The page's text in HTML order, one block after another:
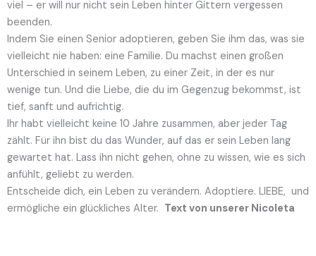
viel – er will nur nicht sein Leben hinter Gittern vergessen
beenden.
Indem Sie einen Senior adoptieren, geben Sie ihm das, was sie
vielleicht nie haben: eine Familie. Du machst einen großen
Unterschied in seinem Leben, zu einer Zeit, in der es nur
wenige tun. Und die Liebe, die du im Gegenzug bekommst, ist
tief, sanft und aufrichtig.
Ihr habt vielleicht keine 10 Jahre zusammen, aber jeder Tag
zählt. Für ihn bist du das Wunder, auf das er sein Leben lang
gewartet hat. Lass ihn nicht gehen, ohne zu wissen, wie es sich
anfühlt, geliebt zu werden.
Entscheide dich, ein Leben zu verändern. Adoptiere. LIEBE, und
ermögliche ein glückliches Alter. Text von unserer Nicoleta